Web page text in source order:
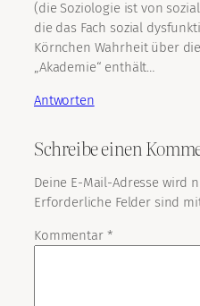
(die Soziologie ist von
die das Fach sozial
Körnchen Wahrheit über
„Akademie“ enthält…
Antworten
Schreibe einen
Deine E-Mail-Adresse wird
Erforderliche Felder sind
Kommentar *